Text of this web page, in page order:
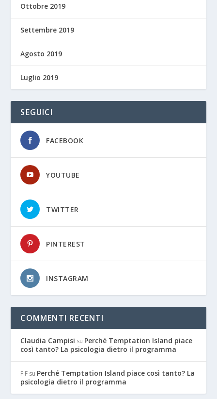
Ottobre 2019
Settembre 2019
Agosto 2019
Luglio 2019
SEGUICI
FACEBOOK
YOUTUBE
TWITTER
PINTEREST
INSTAGRAM
COMMENTI RECENTI
Claudia Campisi su Perché Temptation Island piace
così tanto? La psicologia dietro il programma
F F su Perché Temptation Island piace così tanto? La
psicologia dietro il programma